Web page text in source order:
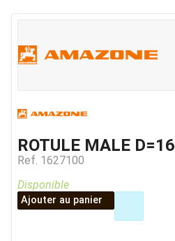
ROTULE MALE D=16
Ref. 1627100
Disponible
Ajouter au panier